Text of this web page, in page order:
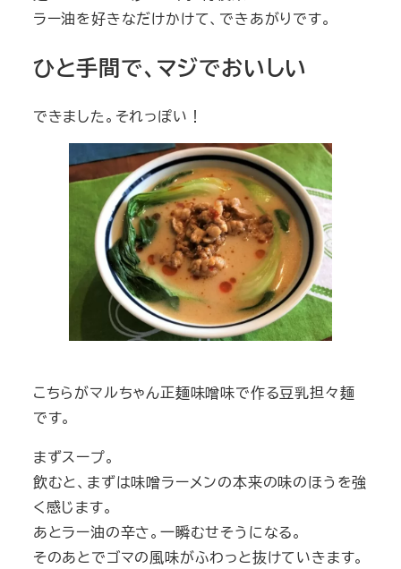
ラー油を好きなだけかけて、できあがりです。
ひと手間で、マジでおいしい
できました。それっぽい！
こちらがマルちゃん正麺味噌味で作る豆乳担々麺
です。
まずスープ。
飲むと、まずは味噌ラーメンの本来の味のほうを強
く感じます。
あとラー油の辛さ。一瞬むせそうになる。
そのあとでゴマの風味がふわっと抜けていきます。